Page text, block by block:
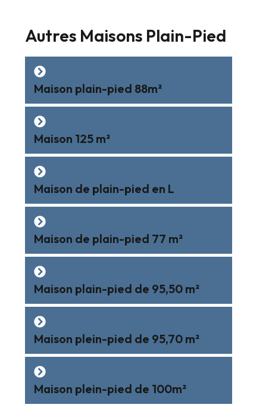
Autres Maisons Plain-Pied
Maison plain-pied 88m²
Maison 125 m²
Maison de plain-pied en L
Maison de plain-pied 77 m²
Maison plain-pied de 95,50 m²
Maison plein-pied de 95,70 m²
Maison plein-pied de 100m²